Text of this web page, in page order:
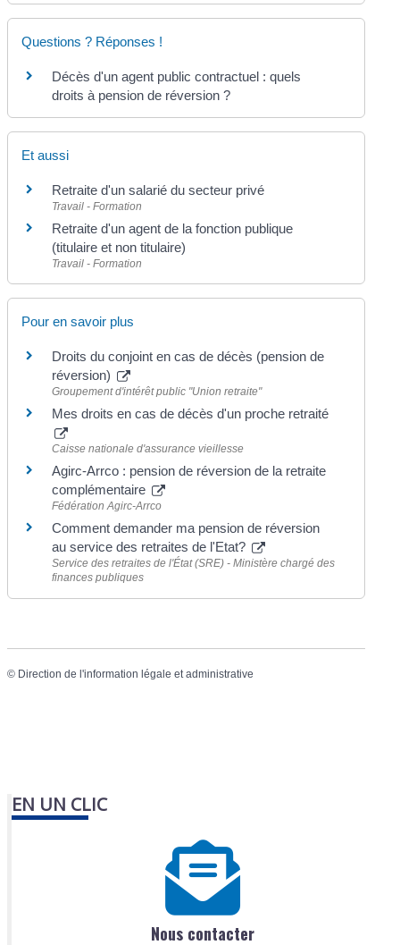
Questions ? Réponses !
Décès d'un agent public contractuel : quels
droits à pension de réversion ?
Et aussi
Retraite d'un salarié du secteur privé
Travail - Formation
Retraite d'un agent de la fonction publique
(titulaire et non titulaire)
Travail - Formation
Pour en savoir plus
Droits du conjoint en cas de décès (pension de
réversion)
Groupement d'intérêt public "Union retraite"
Mes droits en cas de décès d'un proche retraité
Caisse nationale d'assurance vieillesse
Agirc-Arrco : pension de réversion de la retraite
complémentaire
Fédération Agirc-Arrco
Comment demander ma pension de réversion
au service des retraites de l'Etat?
Service des retraites de l'État (SRE) - Ministère chargé des
finances publiques
© Direction de l'information légale et administrative
EN UN CLIC
Nous contacter